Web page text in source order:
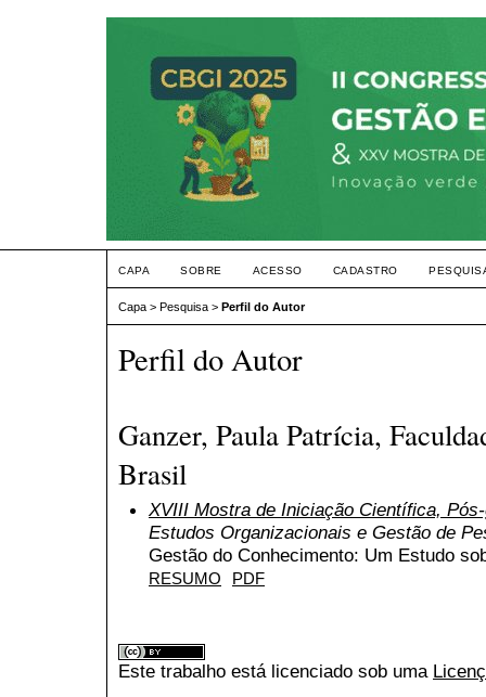
CAPA SOBRE ACESSO CADASTRO
Capa > Pesquisa > Perfil do Autor
Perfil do Autor
Ganzer, Paula Patrícia,
Brasil
XVIII Mostra de Iniciação Científica,
Estudos Organizacionais e Gestão de
Gestão do Conhecimento: Um Estudo
RESUMO PDF
Este trabalho está licenciado sob uma